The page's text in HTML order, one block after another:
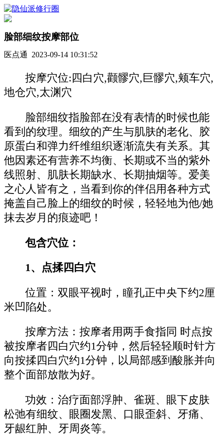
脸部细纹按摩部位
医点通 2023-09-14 10:31:52
按摩穴位:四白穴,颧髎穴,巨髎穴,颊车穴,
地仓穴,太渊穴
脸部细纹指脸部在没有表情的时候也能
看到的纹理。细纹的产生与肌肤的老化、胶
原蛋白和弹力纤维组织逐渐流失有关系。其
他因素还有营养不均衡、长期或不当的紫外
线照射、肌肤长期缺水、长期抽烟等。爱美
之心人皆有之，当看到你的伴侣用各种方式
掩盖自己脸上的细纹的时候，轻轻地为他/她
抹去岁月的痕迹吧！
包含穴位：
1、点揉四白穴
位置：双眼平视时，瞳孔正中央下约2厘
米凹陷处。
按摩方法：按摩者用两手食指同 时点按
被按摩者四白穴约1分钟，然后轻轻顺时针方
向按揉四白穴约1分钟，以局部感到酸胀并向
整个面部放散为好。
功效：治疗面部浮肿、雀斑、眼下皮肤
松弛有细纹、眼圈发黑、口眼歪斜、牙痛、
牙龈红肿、牙周炎等。